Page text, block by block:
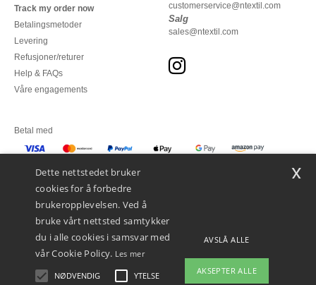
Track my order now
Betalingsmetoder
Levering
Refusjoner/returer
Help & FAQs
Våre engagements
customerservice@ntextil.com
Salg
sales@ntextil.com
Betal med
Dette nettstedet bruker
cookies for å forbedre
brukeropplevelsen. Ved å
bruke vårt nettsted samtykker
du i alle cookies i samsvar med
vår Cookie Policy. Les mer
NØDVENDIG YTELSE
AVSLÅ ALLE
AKSEPTER ALLE
x